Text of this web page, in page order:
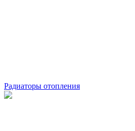
Радиаторы отопления